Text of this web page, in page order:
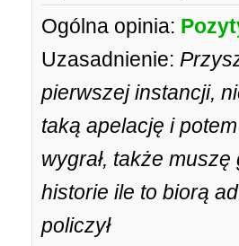
Ogólna opinia:
Uzasadnienie:
pierwszej instancji,
taką apelację i
wygrał, także muszę
historie ile to biorą
policzył